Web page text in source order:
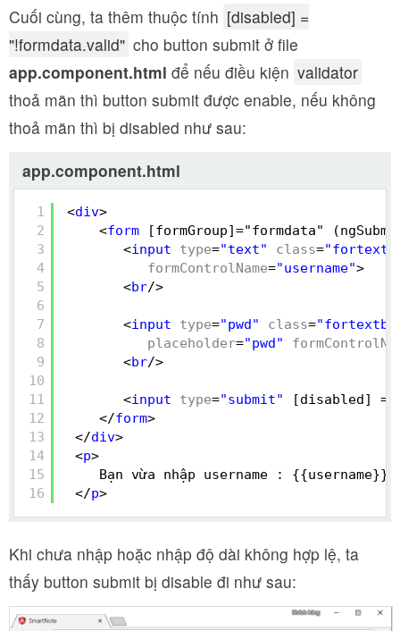
Cuối cùng, ta thêm thuộc tính [disabled] =
"!formdata.valid" cho button submit ở file
app.component.html để nếu điều kiện validator
thoả mãn thì button submit được enable, nếu không
thoả mãn thì bị disabled như sau:
app.component.html
1
2
3
4
5
6
7
8
9
10
11
12
13
14
15
16
<div>
<form
[formGroup]="formdata"
<input type="text" class=
formControlName="username">
<br/>
<input type="pwd" class=
placeholder="pwd"
<br/>
<input type="submit"
[disabled] =
</form>
</div>
<p>
Bạn vừa nhập username : {{username}}
</p>
Khi chưa nhập hoặc nhập độ dài không hợp lệ, ta
thấy button submit bị disable đi như sau: